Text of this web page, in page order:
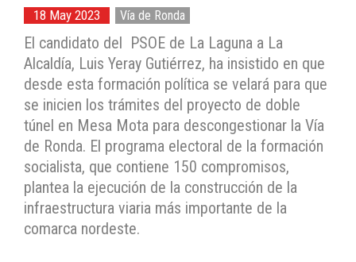
18 May 2023 Vía de Ronda
El candidato del PSOE de La Laguna a La
Alcaldía, Luis Yeray Gutiérrez, ha insistido en que
desde esta formación política se velará para que
se inicien los trámites del proyecto de doble
túnel en Mesa Mota para descongestionar la Vía
de Ronda. El programa electoral de la formación
socialista, que contiene 150 compromisos,
plantea la ejecución de la construcción de la
infraestructura viaria más importante de la
comarca nordeste.